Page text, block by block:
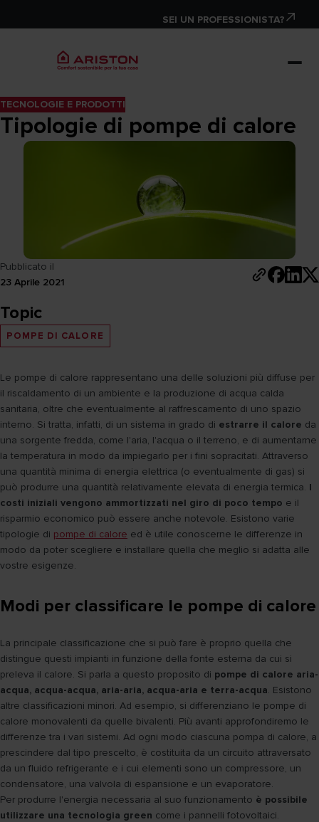
SEI UN PROFESSIONISTA?
TECNOLOGIE E PRODOTTI
Tipologie di pompe di calore
Pubblicato il
23 Aprile 2021
Topic
POMPE DI CALORE
Le pompe di calore rappresentano una delle soluzioni più diffuse per
il riscaldamento di un ambiente e la produzione di acqua calda
sanitaria, oltre che eventualmente al raffrescamento di uno spazio
interno. Si tratta, infatti, di un sistema in grado di estrarre il calore da
una sorgente fredda, come l'aria, l'acqua o il terreno, e di aumentarne
la temperatura in modo da impiegarlo per i fini sopracitati. Attraverso
una quantità minima di energia elettrica (o eventualmente di gas) si
può produrre una quantità relativamente elevata di energia termica. I
costi iniziali vengono ammortizzati nel giro di poco tempo e il
risparmio economico può essere anche notevole. Esistono varie
tipologie di pompe di calore ed è utile conoscerne le differenze in
modo da poter scegliere e installare quella che meglio si adatta alle
vostre esigenze.
Modi per classificare le pompe di calore
La principale classificazione che si può fare è proprio quella che
distingue questi impianti in funzione della fonte esterna da cui si
preleva il calore. Si parla a questo proposito di pompe di calore aria-
acqua, acqua-acqua, aria-aria, acqua-aria e terra-acqua. Esistono
altre classificazioni minori. Ad esempio, si differenziano le pompe di
calore monovalenti da quelle bivalenti. Più avanti approfondiremo le
differenze tra i vari sistemi. Ad ogni modo ciascuna pompa di calore, a
prescindere dal tipo prescelto, è costituita da un circuito attraversato
da un fluido refrigerante e i cui elementi sono un compressore, un
condensatore, una valvola di espansione e un evaporatore.
Per produrre l'energia necessaria al suo funzionamento è possibile
utilizzare una tecnologia green come i pannelli fotovoltaici.